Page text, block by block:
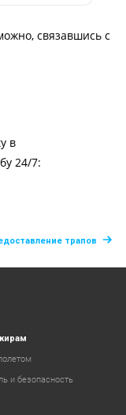
связавшись с
в
24/7:
трапов
и безопасность